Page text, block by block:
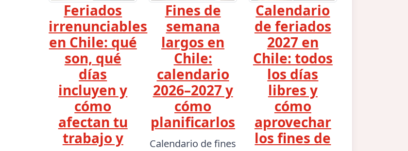
Feriados
irrenunciables
en Chile: qué
son, qué
días
incluyen y
cómo
afectan tu
trabajo y
Fines de
semana
largos en
Chile:
calendario
2026–2027 y
cómo
planificarlos
Calendario de fines
Calendario
de feriados
2027 en
Chile: todos
los días
libres y
cómo
aprovechar
los fines de